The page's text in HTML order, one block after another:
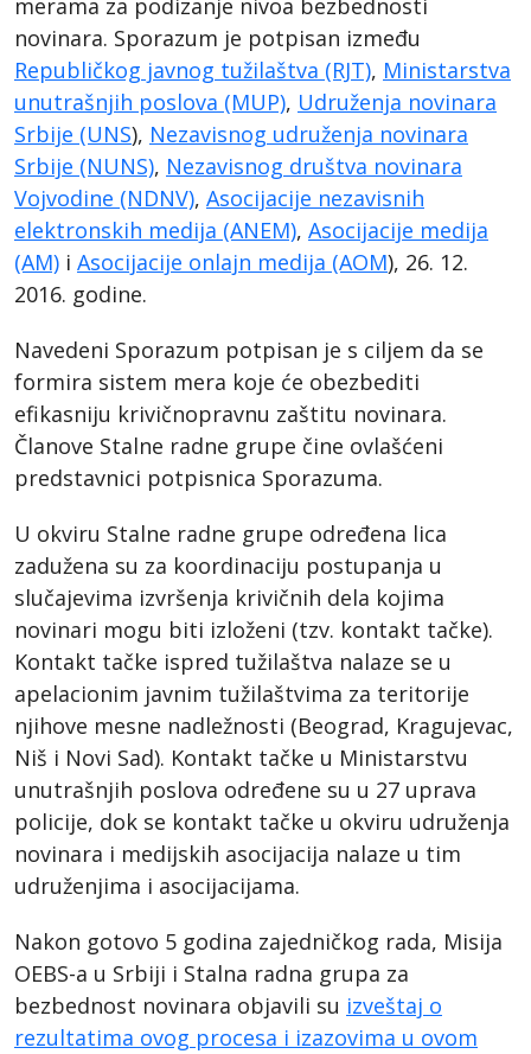
merama za podizanje nivoa bezbednosti
novinara. Sporazum je potpisan između
Republičkog javnog tužilaštva (RJT), Ministarstva
unutrašnjih poslova (MUP), Udruženja novinara
Srbije (UNS), Nezavisnog udruženja novinara
Srbije (NUNS), Nezavisnog društva novinara
Vojvodine (NDNV), Asocijacije nezavisnih
elektronskih medija (ANEM), Asocijacije medija
(AM) i Asocijacije onlajn medija (AOM), 26. 12.
2016. godine.
Navedeni Sporazum potpisan je s ciljem da se
formira sistem mera koje će obezbediti
efikasniju krivičnopravnu zaštitu novinara.
Članove Stalne radne grupe čine ovlašćeni
predstavnici potpisnica Sporazuma.
U okviru Stalne radne grupe određena lica
zadužena su za koordinaciju postupanja u
slučajevima izvršenja krivičnih dela kojima
novinari mogu biti izloženi (tzv. kontakt tačke).
Kontakt tačke ispred tužilaštva nalaze se u
apelacionim javnim tužilaštvima za teritorije
njihove mesne nadležnosti (Beograd, Kragujevac,
Niš i Novi Sad). Kontakt tačke u Ministarstvu
unutrašnjih poslova određene su u 27 uprava
policije, dok se kontakt tačke u okviru udruženja
novinara i medijskih asocijacija nalaze u tim
udruženjima i asocijacijama.
Nakon gotovo 5 godina zajedničkog rada, Misija
OEBS-a u Srbiji i Stalna radna grupa za
bezbednost novinara objavili su izveštaj o
rezultatima ovog procesa i izazovima u ovom